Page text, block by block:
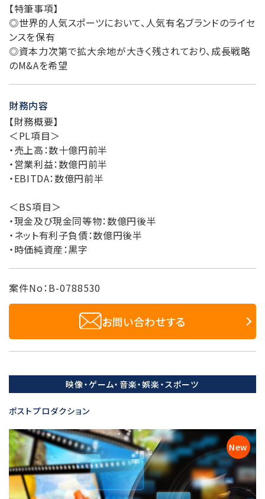
【特筆事項】
◎世界的人気スポーツにおいて、人気有名ブランドのライセ
ンスを保有
◎資本力次第で拡大余地が大きく残されており、成長戦略
のM&Aを希望
財務内容
【財務概要】
＜PL項目＞
・売上高：数十億円前半
・営業利益：数億円前半
・EBITDA：数億円前半
＜BS項目＞
・現金及び現金同等物：数億円後半
・ネット有利子負債：数億円後半
・時価純資産：黒字
案件No：B-0788530
お問い合わせする
映像・ゲーム・音楽・娯楽・スポーツ
ポストプロダクション